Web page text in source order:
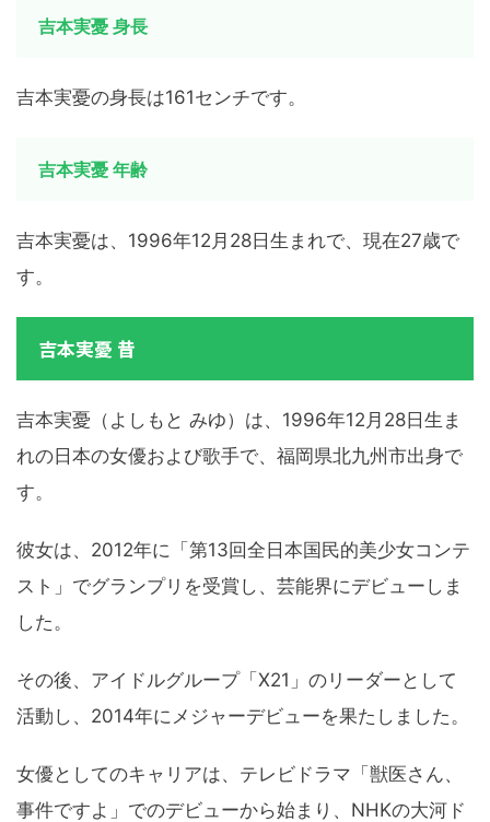
吉本実憂 身長
吉本実憂の身長は161センチです。
吉本実憂 年齢
吉本実憂は、1996年12月28日生まれで、現在27歳で
す。
吉本実憂 昔
吉本実憂（よしもと みゆ）は、1996年12月28日生ま
れの日本の女優および歌手で、福岡県北九州市出身で
す。
彼女は、2012年に「第13回全日本国民的美少女コンテ
スト」でグランプリを受賞し、芸能界にデビューしま
した。
その後、アイドルグループ「X21」のリーダーとして
活動し、2014年にメジャーデビューを果たしました。
女優としてのキャリアは、テレビドラマ「獣医さん、
事件ですよ」でのデビューから始まり、NHKの大河ド